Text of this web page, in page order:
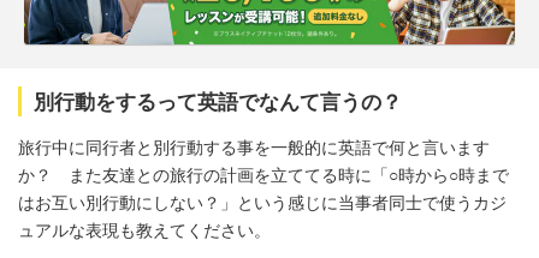
別行動をするって英語でなんて言うの？
旅行中に同行者と別行動する事を一般的に英語で何と言います
か？ また友達との旅行の計画を立ててる時に「○時から○時まで
はお互い別行動にしない？」という感じに当事者同士で使うカジ
ュアルな表現も教えてください。